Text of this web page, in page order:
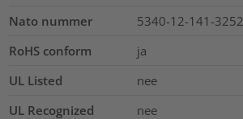
Nato nummer
5340-12-141-3252
RoHS conform
ja
UL Listed
nee
UL Recognized
nee